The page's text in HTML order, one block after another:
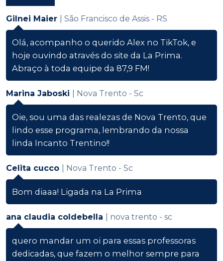
Gilnei Maier | São Francisco de Assis - RS
Olá, acompanho o querido Alex no TikTok, e
hoje ouvindo através do site da La Prima.
Abraço à toda equipe da 87,9 FM!
Marina Jaboski | Nova Trento - Sc
Oie, sou uma das realezas de Nova Trento, que
lindo esse programa, lembrando da nossa
linda Incanto Trentino!!
Celita cucco | Nova Trento - Sc
Bom diaaa! Ligada na La Prima
ana claudia coldebella | nova trento - sc
quero mandar um oi para essas professoras
dedicadas, que fazem o melhor sempre para